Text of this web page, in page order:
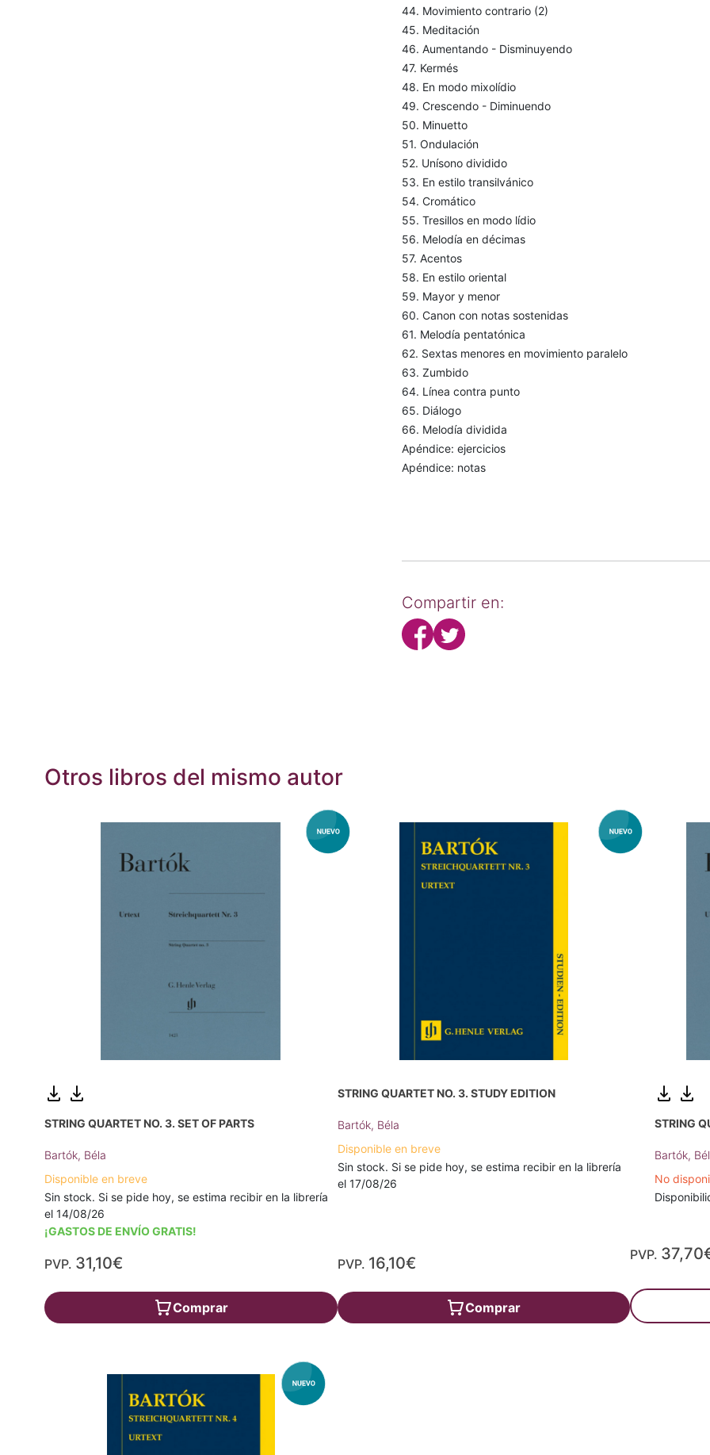
44. Movimiento contrario (2)
45. Meditación
46. Aumentando - Disminuyendo
47. Kermés
48. En modo mixolídio
49. Crescendo - Diminuendo
50. Minuetto
51. Ondulación
52. Unísono dividido
53. En estilo transilvánico
54. Cromático
55. Tresillos en modo lídio
56. Melodía en décimas
57. Acentos
58. En estilo oriental
59. Mayor y menor
60. Canon con notas sostenidas
61. Melodía pentatónica
62. Sextas menores en movimiento paralelo
63. Zumbido
64. Línea contra punto
65. Diálogo
66. Melodía dividida
Apéndice: ejercicios
Apéndice: notas
Compartir en:
Otros libros del mismo autor
STRING QUARTET NO. 3. SET OF PARTS
Bartók, Béla
Disponible en breve
Sin stock. Si se pide hoy, se estima recibir en la librería
el 14/08/26
¡GASTOS DE ENVÍO GRATIS!
PVP. 31,10€
Comprar
STRING QUARTET NO. 3. STUDY EDITION
Bartók, Béla
Disponible en breve
Sin stock. Si se pide hoy, se estima recibir en la librería
el 17/08/26
PVP. 16,10€
Comprar
STRING
Bartók,
No
PVP.